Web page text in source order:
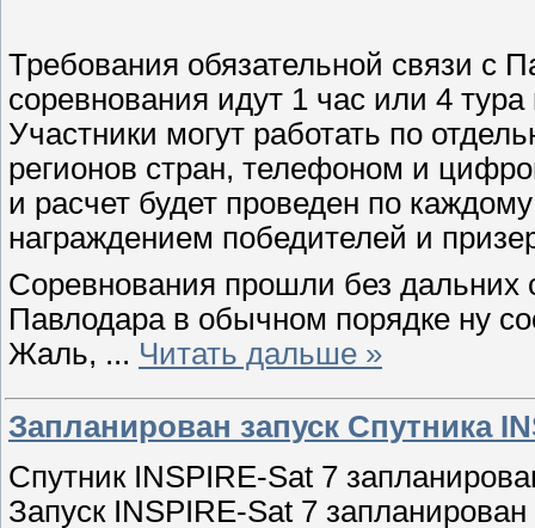
Требования обязательной связи с
соревнования идут 1 час или 4
Участники могут работать по
регионов стран, телефоном и
и расчет будет проведен по
награждением победителей и
Соревнования прошли без дальних
Павлодара в обычном порядке ну
Жаль, ... Читать дальше »
Запланирован запуск Спутника
Спутник INSPIRE-Sat 7
Запуск INSPIRE-Sat 7